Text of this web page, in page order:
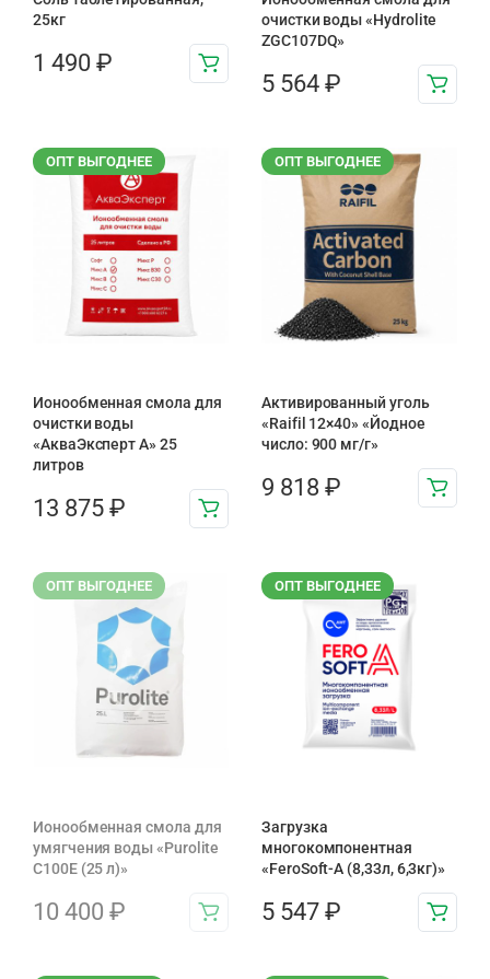
25кг
1 490 ₽
очистки воды «Hydrolite
ZGC107DQ»
5 564 ₽
ОПТ ВЫГОДНЕЕ
Ионообменная смола для
очистки воды
«АкваЭксперт A» 25
литров
13 875 ₽
ОПТ ВЫГОДНЕЕ
Активированный уголь
«Raifil 12×40» «Йодное
число: 900 мг/г»
9 818 ₽
ОПТ ВЫГОДНЕЕ
Ионообменная смола для
умягчения воды «Purolite
C100E (25 л)»
10 400 ₽
ОПТ ВЫГОДНЕЕ
Загрузка
многокомпонентная
«FeroSoft-A (8,33л, 6,3кг)»
5 547 ₽